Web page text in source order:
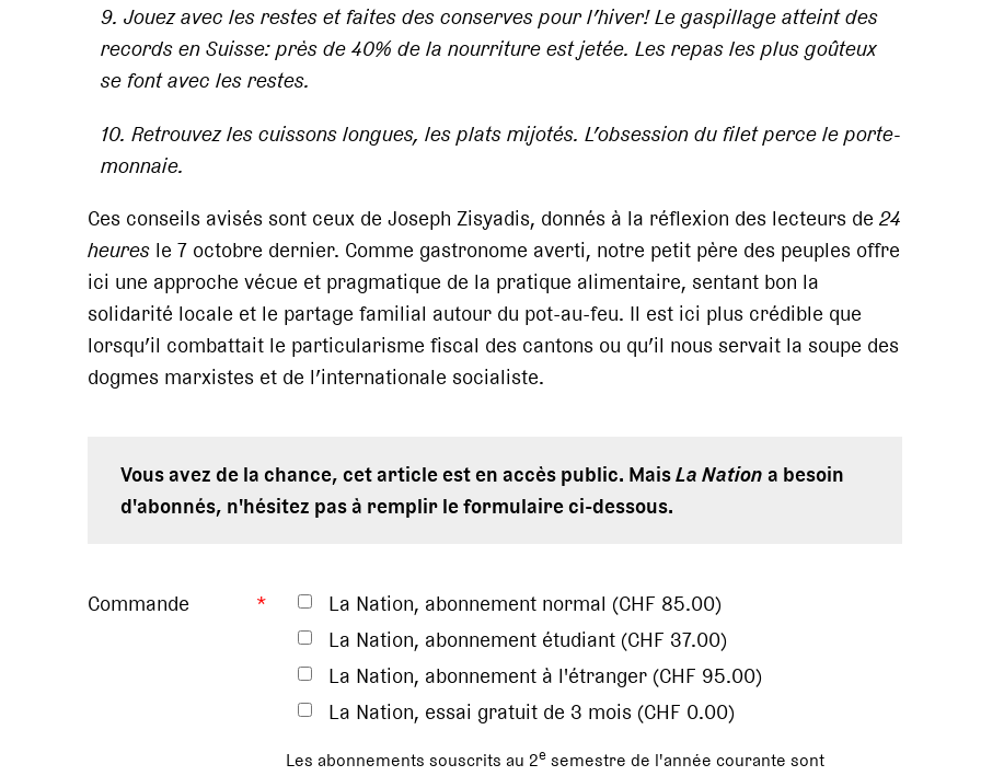
9. Jouez avec les restes et faites des conserves pour l’hiver! Le gaspillage atteint des
records en Suisse: près de 40% de la nourriture est jetée. Les repas les plus goûteux
se font avec les restes.
10. Retrouvez les cuissons longues, les plats mijotés. L’obsession du filet perce le porte-
monnaie.
Ces conseils avisés sont ceux de Joseph Zisyadis, donnés à la réflexion des lecteurs de 24
heures le 7 octobre dernier. Comme gastronome averti, notre petit père des peuples offre
ici une approche vécue et pragmatique de la pratique alimentaire, sentant bon la
solidarité locale et le partage familial autour du pot-au-feu. Il est ici plus crédible que
lorsqu’il combattait le particularisme fiscal des cantons ou qu’il nous servait la soupe des
dogmes marxistes et de l’internationale socialiste.
Vous avez de la chance, cet article est en accès public. MaisLa Nationa besoin
d'abonnés, n'hésitez pas à remplir le formulaire ci-dessous.
Commande *
La Nation, abonnement normal (CHF 85.00)
La Nation, abonnement étudiant (CHF 37.00)
La Nation, abonnement à l'étranger (CHF 95.00)
La Nation, essai gratuit de 3 mois (CHF 0.00)
Les abonnements souscrits au 2e semestre de l'année courante sont